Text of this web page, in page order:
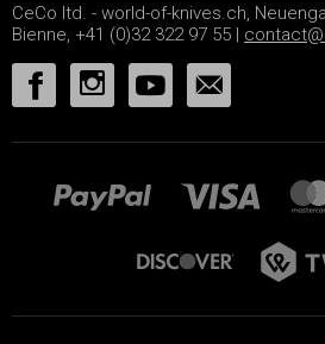
CeCo ltd. - world-of-knives.ch,
Bienne, +41 (0)32 322 97 55 |